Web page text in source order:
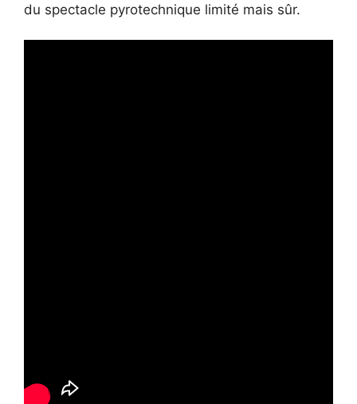
du spectacle pyrotechnique limité mais sûr.